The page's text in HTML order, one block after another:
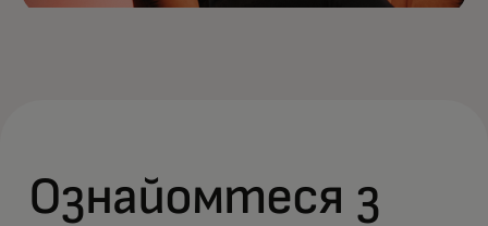
Ознайомтеся з